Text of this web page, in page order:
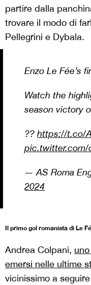
partire dalla
trovare il modo di
Pellegrini e Dybala.
Enzo Le Fée’s
Watch the
season victory
??https://t.co/
pic.twitter.com/
— AS Roma
2024
Il primo gol romanista di Le
Andrea Colpani,
emersi nelle ultime
vicinissimo a